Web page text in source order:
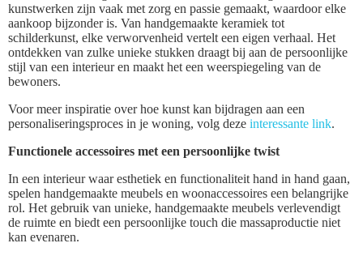
kunstwerken zijn vaak met zorg en passie gemaakt, waardoor elke
aankoop bijzonder is. Van handgemaakte keramiek tot
schilderkunst, elke verworvenheid vertelt een eigen verhaal. Het
ontdekken van zulke unieke stukken draagt bij aan de persoonlijke
stijl van een interieur en maakt het een weerspiegeling van de
bewoners.
Voor meer inspiratie over hoe kunst kan bijdragen aan een
personaliseringsproces in je woning, volg deze interessante link.
Functionele accessoires met een persoonlijke twist
In een interieur waar esthetiek en functionaliteit hand in hand gaan,
spelen handgemaakte meubels en woonaccessoires een belangrijke
rol. Het gebruik van unieke, handgemaakte meubels verlevendigt
de ruimte en biedt een persoonlijke touch die massaproductie niet
kan evenaren.